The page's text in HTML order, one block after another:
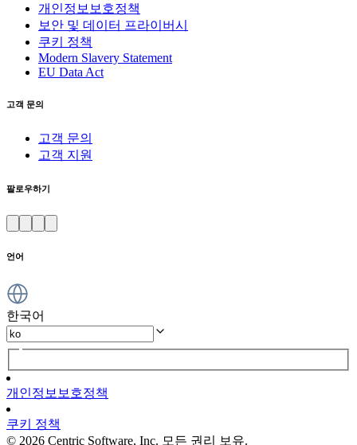
개인정보보호정책
보안 및 데이터 프라이버시
쿠키 정책
Modern Slavery Statement
EU Data Act
고객 문의
고객 문의
고객 지원
팔로우하기
언어
한국어
개인정보보호정책
쿠키 정책
© 2026 Centric Software, Inc. 모든 권리 보유.